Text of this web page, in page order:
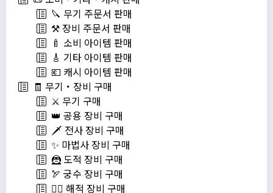
🔪 무기 주문서 판매
⚒️ 장비 주문서 판매
🍼 소비 아이템 판매
🎸 기타 아이템 판매
💶 캐시 아이템 판매
🧾 무기・장비 구매
⚔️ 무기 구매
👑 공용 장비 구매
🗡️ 전사 장비 구매
✨ 마법사 장비 구매
🦹 도적 장비 구매
🏹 궁수 장비 구매
🏴‍☠️ 해적 장비 구매